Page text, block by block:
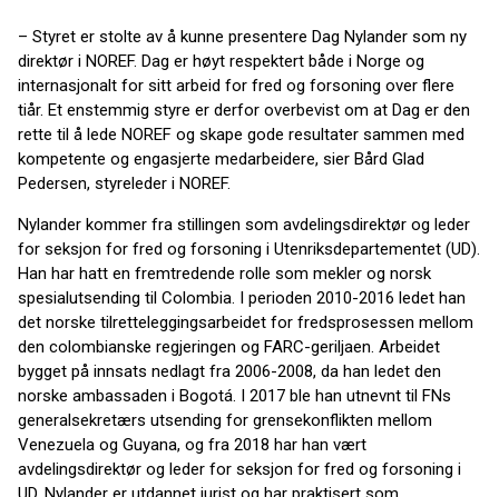
– Styret er stolte av å kunne presentere Dag Nylander som ny
direktør i NOREF. Dag er høyt respektert både i Norge og
internasjonalt for sitt arbeid for fred og forsoning over flere
tiår. Et enstemmig styre er derfor overbevist om at Dag er den
rette til å lede NOREF og skape gode resultater sammen med
kompetente og engasjerte medarbeidere, sier Bård Glad
Pedersen, styreleder i NOREF.
Nylander kommer fra stillingen som avdelingsdirektør og leder
for seksjon for fred og forsoning i Utenriksdepartementet (UD).
Han har hatt en fremtredende rolle som mekler og norsk
spesialutsending til Colombia. I perioden 2010-2016 ledet han
det norske tilretteleggingsarbeidet for fredsprosessen mellom
den colombianske regjeringen og FARC-geriljaen. Arbeidet
bygget på innsats nedlagt fra 2006-2008, da han ledet den
norske ambassaden i Bogotá. I 2017 ble han utnevnt til FNs
generalsekretærs utsending for grensekonflikten mellom
Venezuela og Guyana, og fra 2018 har han vært
avdelingsdirektør og leder for seksjon for fred og forsoning i